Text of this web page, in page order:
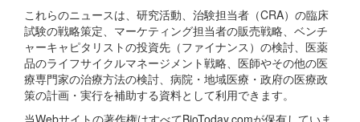
これらのニュースは、研究活動、治験担当者（CRA）の臨床
試験の戦略策定、マーケティング担当者の販売戦略、ベンチ
ャーキャピタリストの投資先（ファイナンス）の検討、医薬
品のライフサイクルマネージメント戦略、医師やその他の医
療専門家の治療方法の検討、病院・地域医療・政府の医療政
策の計画・実行を補助する資料として利用できます。